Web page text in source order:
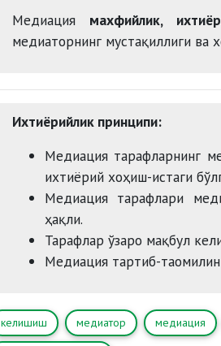
Медиация махфийлик,
медиаторнинг мустақиллиги ва
Ихтиёрийлик принципи:
Медиация тарафларнинг
ихтиёрий хоҳиш-истаги
Медиация тарафлари
ҳақли.
Тарафлар ўзаро мақбул
Медиация тартиб-
келишиш медиатор медиация